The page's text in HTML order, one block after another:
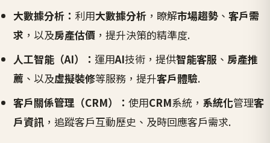
大數據分析： 利用大數據分析 ，瞭解市場趨勢 、客戶需
求 ，以及房產估價 ，提升決策的精準度.
人工智能（AI）： 運用AI技術，提供智能客服 、房產推
薦 、以及虛擬裝修等服務，提升客戶體驗.
客戶關係管理（CRM）：使用CRM系統， 系統化管理客
戶資訊 ，追蹤客戶互動歷史、及時回應客戶需求.